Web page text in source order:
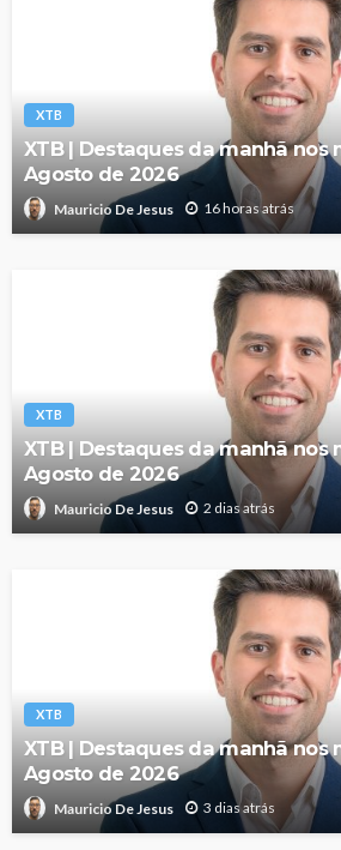
XTB
XTB | Destaques da manhã nos
Agosto de 2026
Mauricio De Jesus 16 horas atrás
XTB
XTB | Destaques da manhã nos
Agosto de 2026
Mauricio De Jesus 2 dias atrás
XTB
XTB | Destaques da manhã nos
Agosto de 2026
Mauricio De Jesus 3 dias atrás